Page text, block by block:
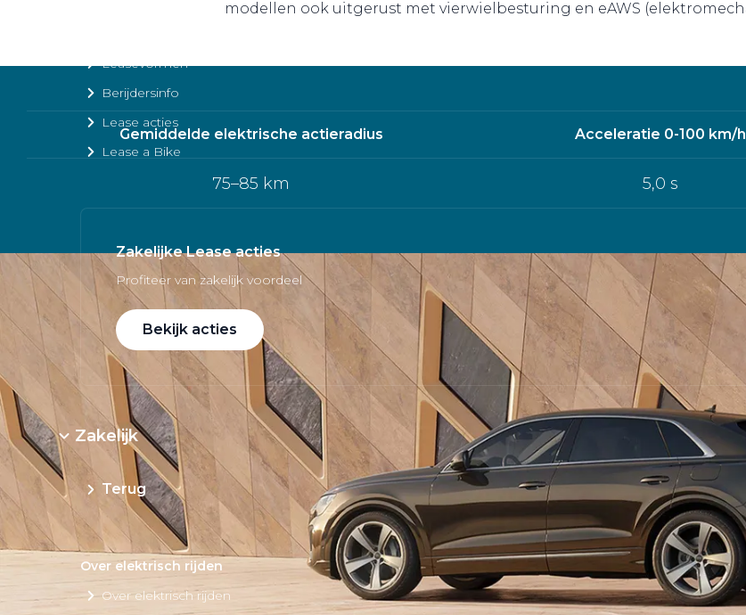
Leasevormen
Berijdersinfo
Lease acties
Lease a Bike
Zakelijke Lease acties
Profiteer van zakelijk voordeel
Bekijk acties
Zakelijk
Terug
Over elektrisch rijden
Over elektrisch rijden
modellen ook uitgerust met vierwielbesturing en eAWS
Gemiddelde elektrische actieradius Acceleratie 0-100
75–85 km 5,0 s